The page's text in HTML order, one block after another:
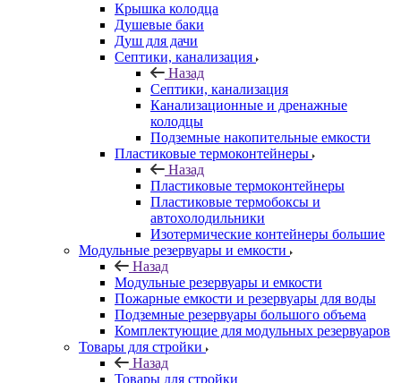
Крышка колодца
Душевые баки
Душ для дачи
Септики, канализация
Назад
Септики, канализация
Канализационные и дренажные
колодцы
Подземные накопительные емкости
Пластиковые термоконтейнеры
Назад
Пластиковые термоконтейнеры
Пластиковые термобоксы и
автохолодильники
Изотермические контейнеры большие
Модульные резервуары и емкости
Назад
Модульные резервуары и емкости
Пожарные емкости и резервуары для воды
Подземные резервуары большого объема
Комплектующие для модульных резервуаров
Товары для стройки
Назад
Товары для стройки